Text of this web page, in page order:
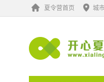
夏令营首页 城